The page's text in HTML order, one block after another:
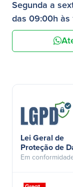
Segunda a
das 09:00h às
Lei Geral de
Proteção de
Em